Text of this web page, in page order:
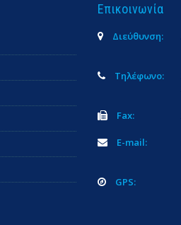
Επικοινωνία
Διεύθυνση:
Τηλέφωνο:
Fax:
E-mail:
GPS: